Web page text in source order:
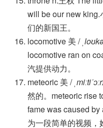
will be our new
们的新国王。
locomotive 美 /
locomotive ran on
汽提供动力。
meteoric 美 /
然的。meteoric rise
fame was caused
为一段简单的视频，